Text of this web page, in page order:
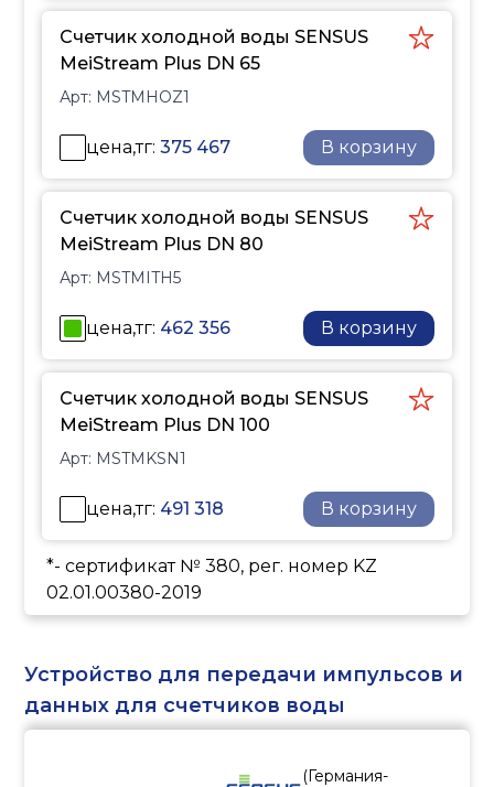
Счетчик холодной воды SENSUS
MeiStream Plus DN 65
Арт: MSTMHOZ1
цена,тг:375 467 В корзину
Счетчик холодной воды SENSUS
MeiStream Plus DN 80
Арт: MSTMITH5
цена,тг: 462 356 В корзину
Счетчик холодной воды SENSUS
MeiStream Plus DN 100
Арт: MSTMKSN1
цена,тг: 491 318 В корзину
*- сертификат № 380, рег. номер KZ
02.01.00380-2019
Устройство для передачи импульсов и
данных для счетчиков воды
(Германия-